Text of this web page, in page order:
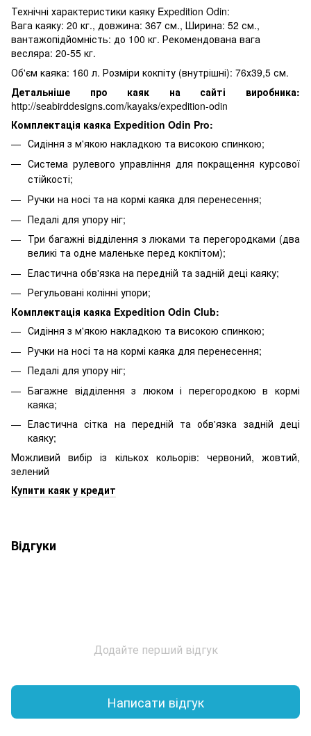
Технічні характеристики каяку Expedition Odin:
Вага каяку: 20 кг., довжина: 367 см., Ширина: 52 см.,
вантажопідйомність: до 100 кг. Рекомендована вага
весляра: 20-55 кг.
Об'єм каяка: 160 л. Розміри кокпіту (внутрішні): 76х39,5 см.
Детальніше про каяк на сайті виробника:
http://seabirddesigns.com/kayaks/expedition-odin
Комплектація каяка Expedition Odin Pro:
Сидіння з м'якою накладкою та високою спинкою;
Система рулевого управління для покращення курсової
стійкості;
Ручки на носі та на кормі каяка для перенесення;
Педалі для упору ніг;
Три багажні відділення з люками та перегородками (два
великі та одне маленьке перед кокпітом);
Еластична обв'язка на передній та задній деці каяку;
Регульовані колінні упори;
Комплектація каяка Expedition Odin Club:
Сидіння з м'якою накладкою та високою спинкою;
Ручки на носі та на кормі каяка для перенесення;
Педалі для упору ніг;
Багажне відділення з люком і перегородкою в кормі
каяка;
Еластична сітка на передній та обв'язка задній деці
каяку;
Можливий вибір із кількох кольорів: червоний, жовтий,
зелений
Купити каяк у кредит
Відгуки
Додайте перший відгук
Написати відгук